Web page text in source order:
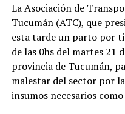
La Asociación de
Tucumán (ATC), que
esta tarde un parto por
de las 0hs del martes 21
provincia de Tucumán,
malestar del sector por
insumos necesarios